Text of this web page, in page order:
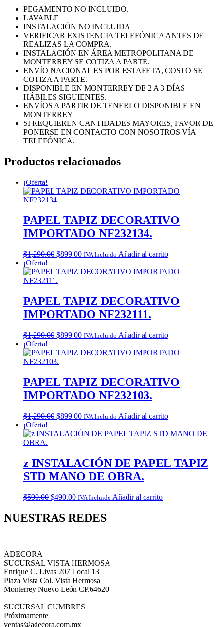
PEGAMENTO NO INCLUIDO.
LAVABLE.
INSTALACIÓN NO INCLUIDA
VERIFICAR EXISTENCIA TELEFÓNICA ANTES DE
REALIZAS LA COMPRA.
INSTALACIÓN EN ÁREA METROPOLITANA DE
MONTERREY SE COTIZA A PARTE.
ENVÍO NACIONAL ES POR ESTAFETA, COSTO SE
COTIZA A PARTE.
DISPONIBLE EN MONTERREY DE 2 A 3 DÍAS
HÁBILES SIGUIENTES.
ENVÍOS A PARTIR DE TENERLO DISPONIBLE EN
MONTERREY.
SI REQUIEREN CANTIDADES MAYORES, FAVOR DE
PONERSE EN CONTACTO CON NOSOTROS VÍA
TELEFÓNICA.
Productos relacionados
¡Oferta!
PAPEL TAPIZ DECORATIVO
IMPORTADO NF232134.
$1,290.00 Original
was:
$899.00Current
is:
IVA Incluido Añadir al carrito
¡Oferta!
PAPEL TAPIZ DECORATIVO
IMPORTADO NF232111.
$1,290.00 Original
was:
$1,290.00.
$899.00Current
is:
IVA Incluido Añadir al carrito
¡Oferta!
PAPEL TAPIZ DECORATIVO
IMPORTADO NF232103.
$1,290.00 Original
was:
$899.00Current
is:
IVA Incluido Añadir al carrito
¡Oferta!
z INSTALACIÓN DE PAPEL TAPIZ
STD MANO DE OBRA.
$590.00 Original
was:
$590.00.
$490.00Current
is:
$490.00.
IVA Incluido Añadir al carrito
NUESTRAS REDES
ADECORA
SUCURSAL VISTA HERMOSA
Enrique C. Livas 207 Local 13
Plaza Vista Col. Vista Hermosa
Monterrey Nuevo León CP.64620
SUCURSAL CUMBRES
Próximamente
ventas@adecora.com.mx